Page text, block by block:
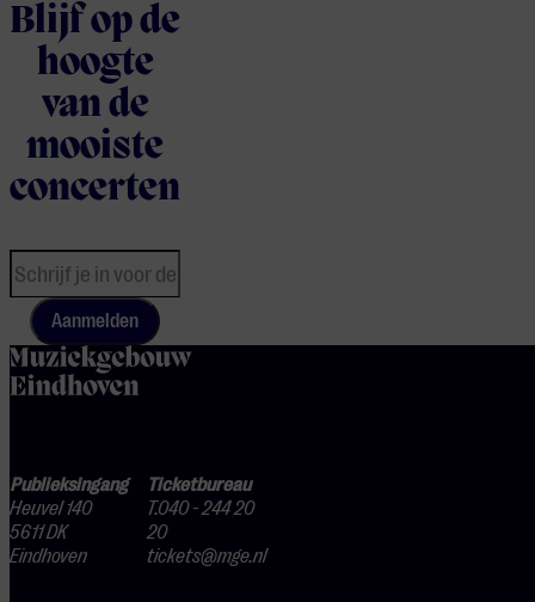
Blijf op de
hoogte
van de
mooiste
concerten
Aanmelden
Publieksingang
Heuvel 140
5611 DK
Eindhoven
Ticketbureau
T.040 - 244 20
20
tickets@mge.nl